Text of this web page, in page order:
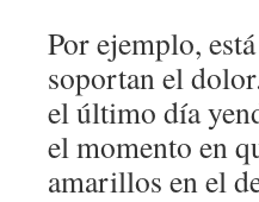
Por ejemplo,
soportan el
el último día
el momento en
amarillos en el